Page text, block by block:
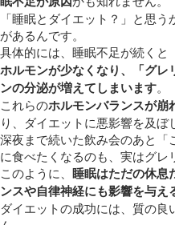
「睡眠とダイエット？」と思
があるんです。
具体的には、睡眠不足が続くと
ホルモンが少なくなり、「グ
ンの分泌が増えてしまいます。
これらのホルモンバランスが崩
り、ダイエットに悪影響を及ぼ
深夜まで続いた飲み会のあと「
に食べたくなるのも、実はグレ
このように、 睡眠はただの休息
ンスや自律神経にも影響を与え
ダイエットの成功には、質の